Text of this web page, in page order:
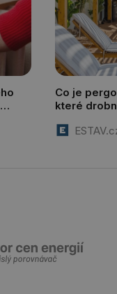
Co je
které
session uživatele
informoval Hotjar
vzorkování dat
uživatelských
Airtable, k
sledovat
session uživatele